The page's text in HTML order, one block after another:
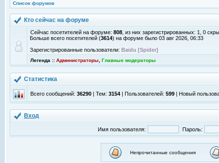
Список форумов
Кто сейчас на форуме
Сейчас посетителей на форуме: 808 , из них зарегистрированных: 1, 0
Больше всего посетителей (3614) на форуме было 03 авг 2026, 06:33
Зарегистрированные пользователи: Baidu [Spider]
Легенда :: Администраторы Главные модераторы
Статистика
Всего сообщений: 36290 | Тем: 3154 | Пользователей: 599 | Новый
Вход
Имя пользователя: Пароль:
Непрочитанные сообщения